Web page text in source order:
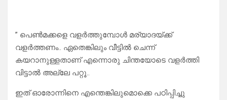
” പെൺമക്കളെ വളർത്തുമ്പോൾ മര്യാദയ്ക്ക്
വളർത്തണം.. ഏതെങ്കിലും വീട്ടിൽ ചെന്ന്
കയറാനുള്ളതാണ് എന്നൊരു ചിന്തയോടെ വളർത്തി
വിട്ടാൽ അല്ലേ പറ്റൂ..
ഇത് ഓരോന്നിനെ എന്തെങ്കിലുമൊക്കെ പഠിപ്പിച്ചു